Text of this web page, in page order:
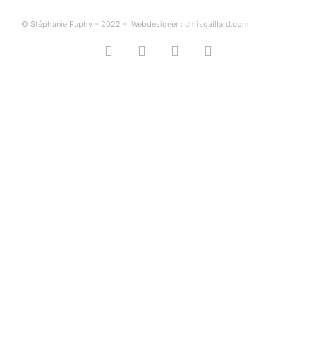
© Stéphanie Ruphy – 2022 – Webdesigner : chrisgaillard.com